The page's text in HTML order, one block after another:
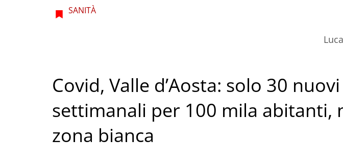
SANITÀ
Covid, Valle d’Aosta: solo 30
settimanali per 100 mila abitanti,
zona bianca